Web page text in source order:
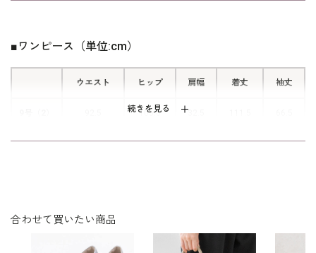
も味わえます。
続きを見る
■ワンピース（単位:cm）
ウエスト ヒップ 肩幅 着丈 袖丈
105.0
11号
素材
裏地：ポリエステル100％
合わせて買いたい商品